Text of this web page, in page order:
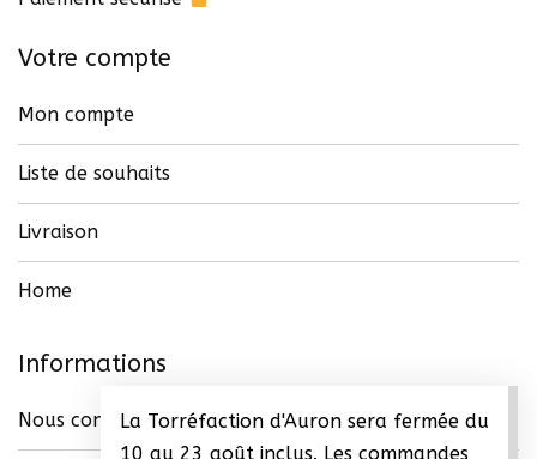
La Torréfaction d'Auron sera fermée du
10 au 23 août inclus. Les commandes
Votre compte
Mon compte
Liste de souhaits
Livraison
Home
Informations
Nous contacter